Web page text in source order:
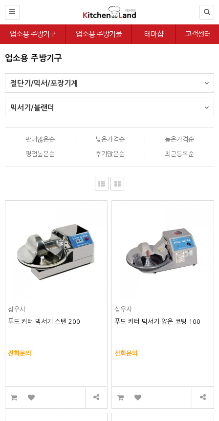
업소용 주방기구 업소용 주방기물 테마샵 고객센터
업소용 주방기구
절단기/믹서/포장기계
믹서기/블랜더
판매많은순 낮은가격순 높은가격순
평점높은순 후기많은순 최근등록순
삼우사
푸드 커터 믹서기 스텐 200
전화문의
삼우사
푸드 커터 믹서기 양은 코팅 100
전화문의